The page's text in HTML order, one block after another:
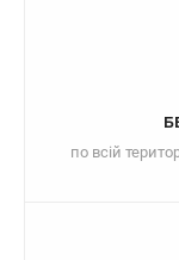
по всій